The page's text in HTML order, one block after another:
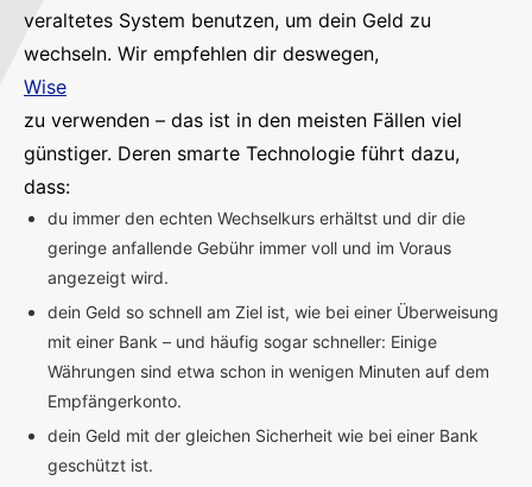
veraltetes System benutzen, um dein Geld zu
wechseln. Wir empfehlen dir deswegen,
Wise
zu verwenden – das ist in den meisten Fällen viel
günstiger. Deren smarte Technologie führt dazu,
dass:
du immer den echten Wechselkurs erhältst und dir die
geringe anfallende Gebühr immer voll und im Voraus
angezeigt wird.
dein Geld so schnell am Ziel ist, wie bei einer Überweisung
mit einer Bank – und häufig sogar schneller: Einige
Währungen sind etwa schon in wenigen Minuten auf dem
Empfängerkonto.
dein Geld mit der gleichen Sicherheit wie bei einer Bank
geschützt ist.